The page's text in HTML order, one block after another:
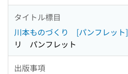
タイトル標目
川本ものづくり [パンフレット]
リ パンフレット
出版事項